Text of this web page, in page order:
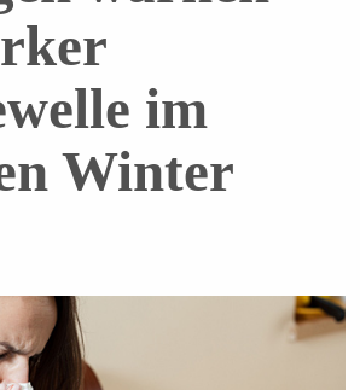
im
Winter